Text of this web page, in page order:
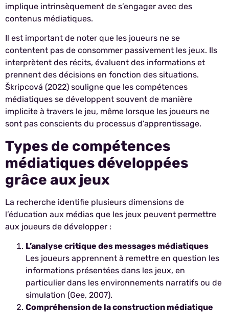
implique intrinsèquement de s’engager avec des
contenus médiatiques.
Il est important de noter que les joueurs ne se
contentent pas de consommer passivement les jeux. Ils
interprètent des récits, évaluent des informations et
prennent des décisions en fonction des situations.
Škripcová (2022) souligne que les compétences
médiatiques se développent souvent de manière
implicite à travers le jeu, même lorsque les joueurs ne
sont pas conscients du processus d’apprentissage.
Types de compétences
médiatiques développées
grâce aux jeux
La recherche identifie plusieurs dimensions de
l’éducation aux médias que les jeux peuvent permettre
aux joueurs de développer :
L’analyse critique des messages médiatiques
Les joueurs apprennent à remettre en question les
informations présentées dans les jeux, en
particulier dans les environnements narratifs ou de
simulation (Gee, 2007).
Compréhension de la construction médiatique